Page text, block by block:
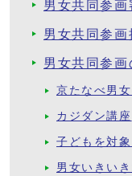
男女共同参画
男女共同参画
男女共同参画
京たなべ男
カジダン講座
子どもを対
男女いきい